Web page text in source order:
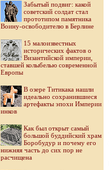
Забытый подвиг: какой
советский солдат стал
прототипом памятника
Воину-освободителю в Берлине
15 малоизвестных
исторических фактов о
Византийской империи,
ставшей колыбелью современной
Европы
В озере Титикака нашли
идеально сохранившиеся
артефакты эпохи Империи
инков
Как был открыт самый
большой буддийский храм
Боробудур и почему его
нижняя часть до сих пор не
расчищена